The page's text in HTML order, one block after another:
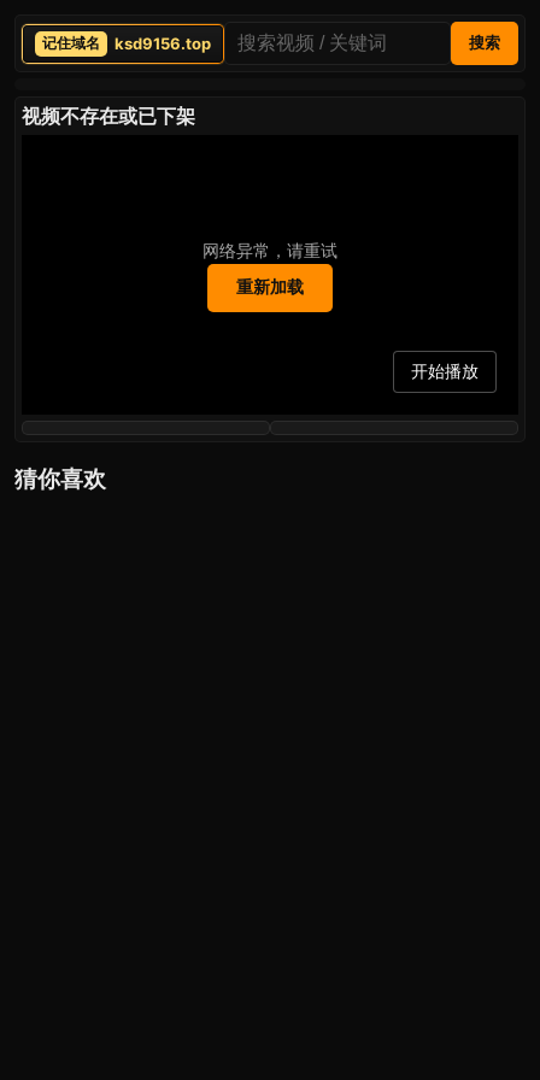
ksd9156.top 搜索
视频不存在或已下架
网络异常，请重试
重新加载
开始播放
猜你喜欢